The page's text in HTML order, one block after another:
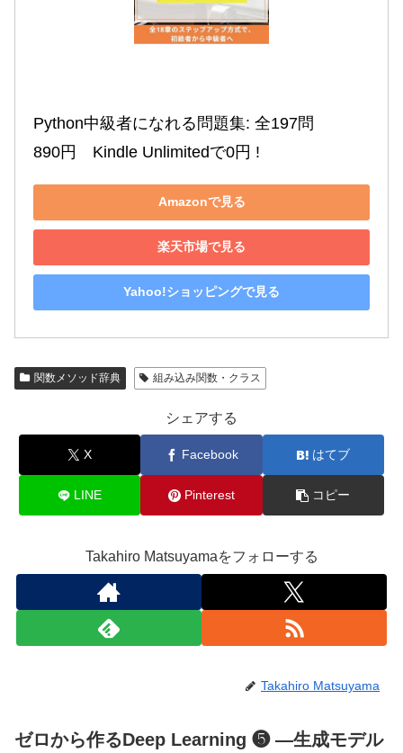
Python中級者になれる問題集: 全197問
890円　Kindle Unlimitedで0円 !
Amazonで見る
楽天市場で見る
Yahoo!ショッピングで見る
関数メソッド辞典 組み込み関数・クラス
シェアする
X Facebook はてブ
LINE Pinterest コピー
Takahiro Matsuyamaをフォローする
Takahiro Matsuyama
ゼロから作るDeep Learning ❺ ―生成モデル